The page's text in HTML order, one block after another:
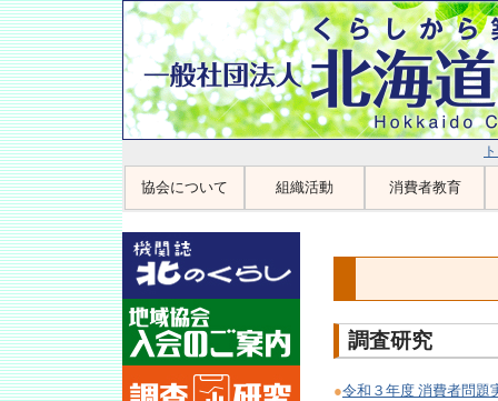
協会について 組織活動 消費者教育
調査研究
●令和３年度 消費者問題